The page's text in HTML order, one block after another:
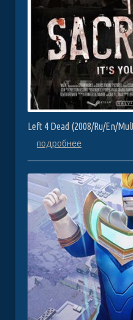
Left 4 Dead (2008/Ru/En/
подробнее